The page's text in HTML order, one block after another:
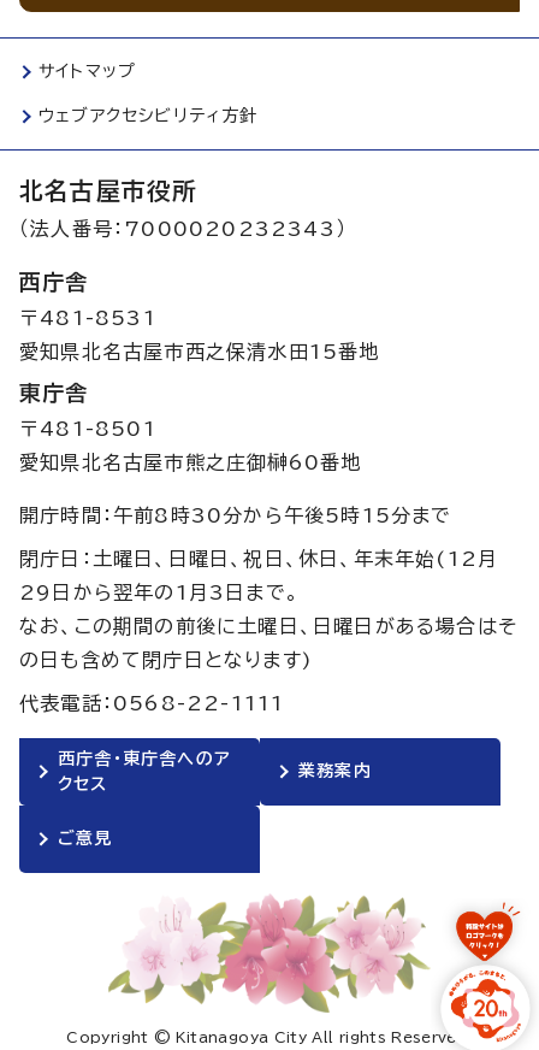
サイトマップ
ウェブアクセシビリティ方針
北名古屋市役所
（法人番号：7000020232343）
西庁舎
〒481-8531
愛知県北名古屋市西之保清水田15番地
東庁舎
〒481-8501
愛知県北名古屋市熊之庄御榊60番地
開庁時間：午前8時30分から午後5時15分まで
閉庁日：土曜日、日曜日、祝日、休日、年末年始(12月
29日から翌年の1月3日まで。
なお、この期間の前後に土曜日、日曜日がある場合はそ
の日も含めて閉庁日となります)
代表電話：0568-22-1111
西庁舎・東庁舎へのア
クセス
業務案内
ご意見
Copyright © Kitanagoya City All rights Reserved.